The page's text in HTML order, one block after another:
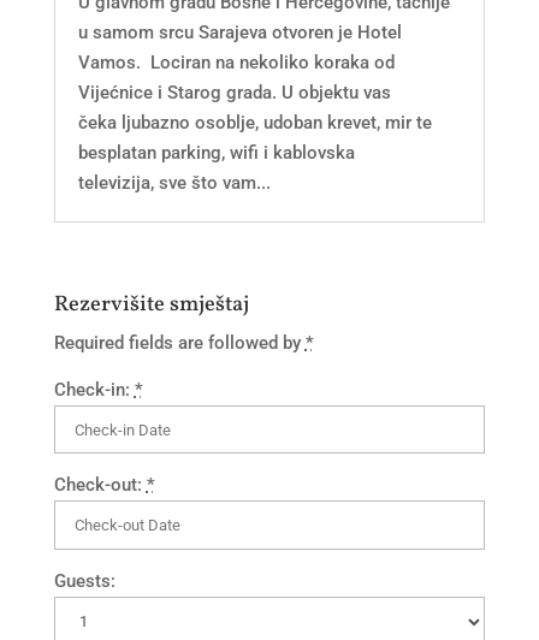
u samom srcu Sarajeva otvoren je Hotel
Vamos. Lociran na nekoliko koraka od
Vijećnice i Starog grada. U objektu vas
čeka ljubazno osoblje, udoban krevet, mir te
besplatan parking, wifi i kablovska
televizija, sve što vam...
Rezervišite smještaj
Required fields are followed by *
Check-in: *
Check-out: *
Guests: